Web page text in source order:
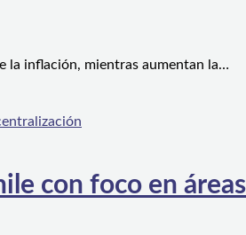
la inflación, mientras aumentan la…
con foco en